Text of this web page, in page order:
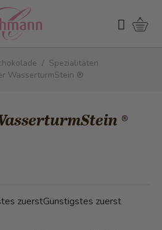
Suchen
/ Spezialitäten
WasserturmStein ®
®
zuerstGünstigstes zuerst